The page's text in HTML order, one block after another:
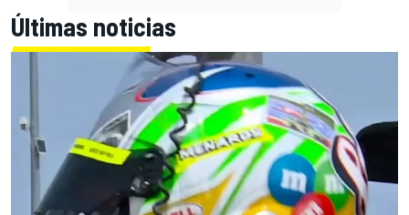
Últimas noticias